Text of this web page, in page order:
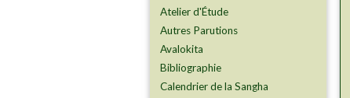
Atelier d'Étude
Autres Parutions
Avalokita
Bibliographie
Calendrier de la Sangha